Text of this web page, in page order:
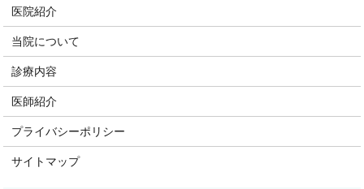
医院紹介
当院について
診療内容
医師紹介
プライバシーポリシー
サイトマップ